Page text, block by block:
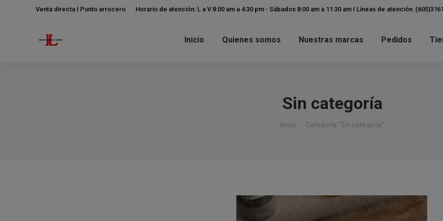
Venta directa I Punto arrocero Horario de atención: L a V 8:00 am a 4:30 pm - Sábados 8:00 am a 11:30 am I Líneas de atención:
Inicio Quienes somos Nuestras marcas Pedidos
Sin categoría
Estás aquí:
Inicio Categoría "Sin categoría"
modal-check